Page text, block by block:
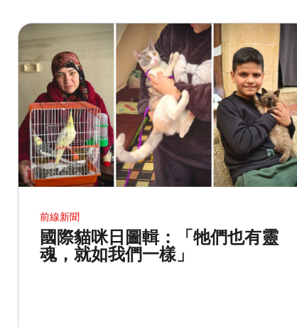
前線新聞
國際貓咪日圖輯：「牠們也有靈
魂，就如我們一樣」